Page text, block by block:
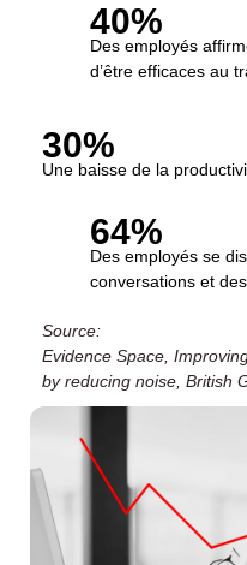
40%
Des employés
d’être efficaces au
64%
Des employés se
conversations et
30%
Une baisse de la
Source:
Evidence Space,
by reducing noise, British